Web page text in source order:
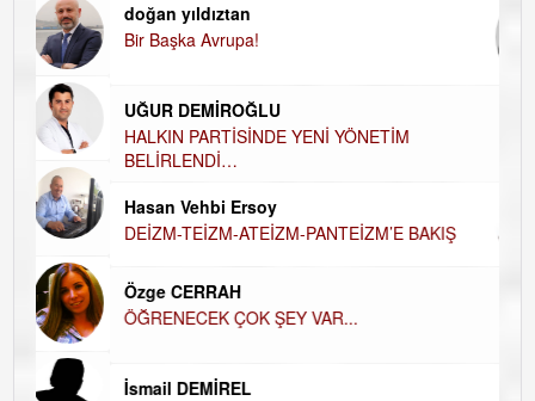
doğan yıldıztan
Bir Başka Avrupa!
UĞUR DEMİROĞLU
HALKIN PARTİSİNDE YENİ YÖNETİM
BELİRLENDİ…
Hasan Vehbi Ersoy
DEİZM-TEİZM-ATEİZM-PANTEİZM’E BAKIŞ
Özge CERRAH
ÖĞRENECEK ÇOK ŞEY VAR...
İsmail DEMİREL